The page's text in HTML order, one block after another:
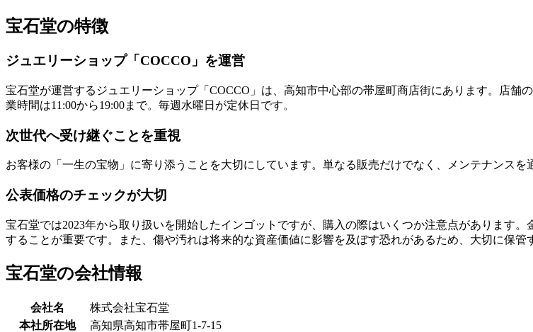
宝石堂の特徴
ジュエリーショップ「COCCO」を運営
宝石堂が運営するジュエリーショップ「COCCO」は、高知市中心部の帯屋町商店街にあります。店舗
業時間は11:00から19:00まで。毎週水曜日が定休日です。
次世代へ受け継ぐことを重視
お客様の「一生の宝物」に寄り添うことを大切にしています。単なる販売だけでなく、 メンテナンスを
公表価格のチェックが大切
宝石堂では2023年から取り扱いを開始したインゴットですが、購入の際はいくつか注意点があります。
する ことが重要です。また、傷や汚れは将来的な資産価値に影響を及ぼす恐れがあるため、大切に保管
宝石堂の会社情報
会社名
株式会社宝石堂
本社所在地
高知県高知市帯屋町1-7-15